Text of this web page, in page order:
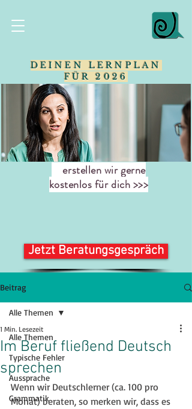
DEINEN LERNPLAN
FÜR 2026
erstellen wir gerne
kostenlos für dich >>>
Jetzt Beratungsgespräch
Beitrag
Alle Themen
Typische Fehler
Aussprache
Grammatik
Alle Themen
Im Beruf fließend Deutsch
sprechen
1 Min. Lesezeit
Wenn wir Deutschlerner (ca. 100 pro
Monat) beraten, so merken wir, dass es